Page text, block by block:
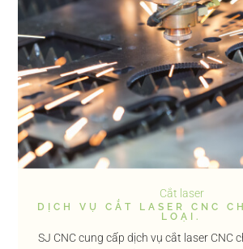
Cắt laser
DỊCH VỤ CẮT LASER CNC
LOẠI.
SJ CNC cung cấp dịch vụ cắt laser CNC